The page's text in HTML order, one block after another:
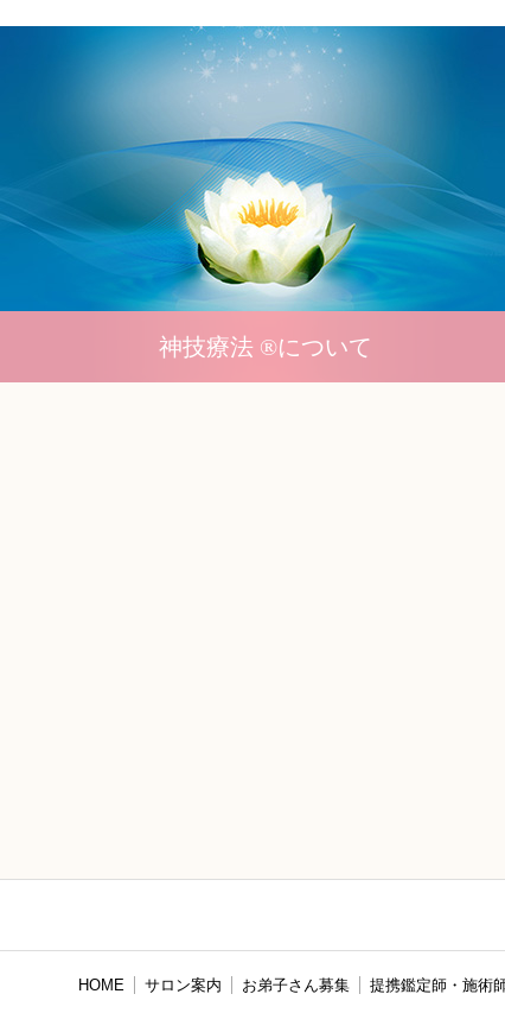
神技療法 ®について
HOME サロン案内 お弟子さん募集 提携鑑定師・施術